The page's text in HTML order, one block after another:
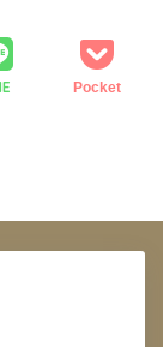
Pocket